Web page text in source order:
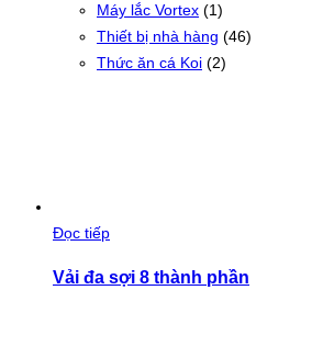
Máy lắc Vortex (1)
Thiết bị nhà hàng (46)
Thức ăn cá Koi (2)
Đọc tiếp
Vải đa sợi 8 thành phần